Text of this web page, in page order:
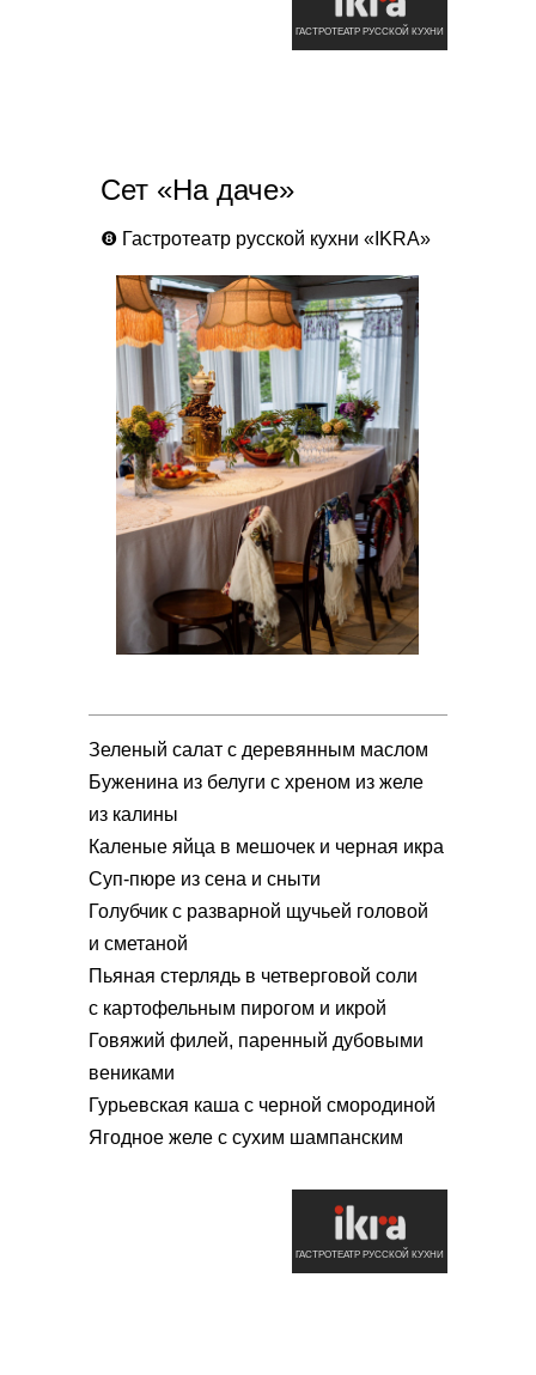
ГАСТРОТЕАТР РУССКОЙ КУХНИ
Сет «На даче»
❽ Гастротеатр русской кухни «IKRA»
Зеленый салат с деревянным маслом
Буженина из белуги с хреном из желе
из калины
Каленые яйца в мешочек и черная икра
Суп-пюре из сена и сныти
Голубчик с разварной щучьей головой
и сметаной
Пьяная стерлядь в четверговой соли
с картофельным пирогом и икрой
Говяжий филей, паренный дубовыми
вениками
Гурьевская каша с черной смородиной
Ягодное желе с сухим шампанским
ГАСТРОТЕАТР РУССКОЙ КУХНИ